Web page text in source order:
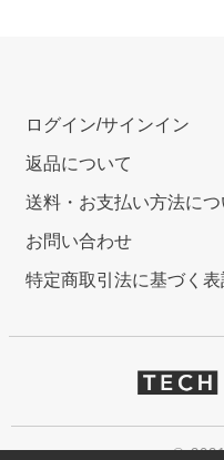
ログイン/サインイン
返品について
送料・お支払い方法につ
お問い合わせ
特定商取引法に基づく表
©